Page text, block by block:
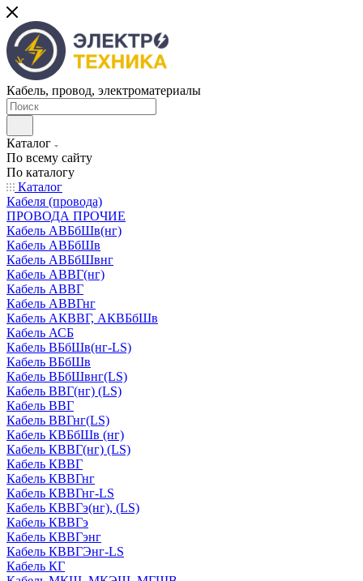
Кабель, провод, электроматериалы
Каталог
По всему сайту
По каталогу
Каталог
Кабеля (провода)
ПРОВОДА ПРОЧИЕ
Кабель АВБбШв(нг)
Кабель АВБбШв
Кабель АВБбШвнг
Кабель АВВГ(нг)
Кабель АВВГ
Кабель АВВГнг
Кабель АКВВГ, АКВБбШв
Кабель АСБ
Кабель ВБбШв(нг-LS)
Кабель ВБбШв
Кабель ВБбШвнг(LS)
Кабель ВВГ(нг) (LS)
Кабель ВВГ
Кабель ВВГнг(LS)
Кабель КВБбШв (нг)
Кабель КВВГ(нг) (LS)
Кабель КВВГ
Кабель КВВГнг
Кабель КВВГнг-LS
Кабель КВВГэ(нг), (LS)
Кабель КВВГэ
Кабель КВВГэнг
Кабель КВВГЭнг-LS
Кабель КГ